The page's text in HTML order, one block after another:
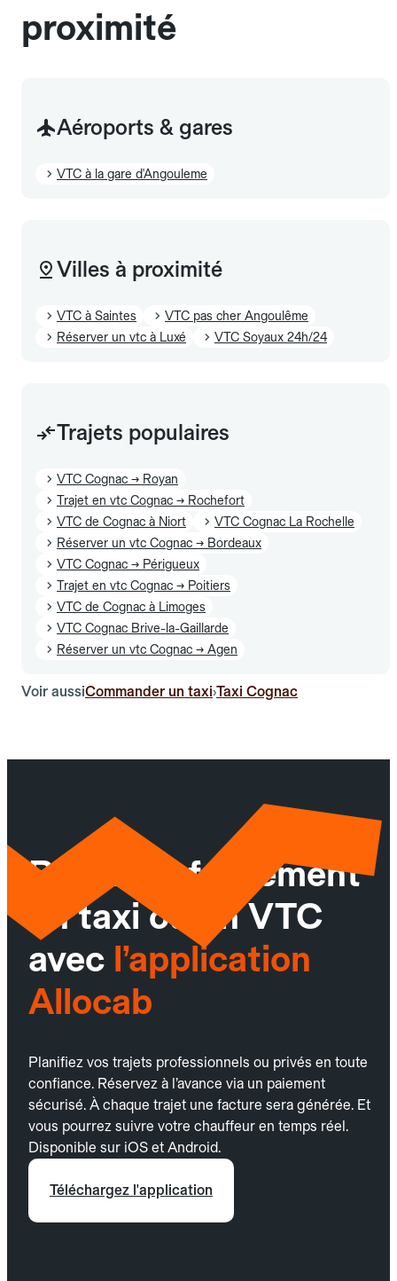
proximité
Aéroports & gares
VTC à la gare d'Angouleme
Villes à proximité
VTC à Saintes
VTC pas cher Angoulême
Réserver un vtc à Luxé
VTC Soyaux 24h/24
Trajets populaires
VTC Cognac → Royan
Trajet en vtc Cognac → Rochefort
VTC de Cognac à Niort
VTC Cognac La Rochelle
Réserver un vtc Cognac → Bordeaux
VTC Cognac → Périgueux
Trajet en vtc Cognac → Poitiers
VTC de Cognac à Limoges
VTC Cognac Brive-la-Gaillarde
Réserver un vtc Cognac → Agen
Voir aussiCommander un taxi›Taxi Cognac
Réservez facilement
un taxi ou un VTC
avec l’application
Allocab
Planifiez vos trajets professionnels ou privés en toute
confiance. Réservez à l’avance via un paiement
sécurisé. À chaque trajet une facture sera générée. Et
vous pourrez suivre votre chauffeur en temps réel.
Disponible sur iOS et Android.
Téléchargez l'application